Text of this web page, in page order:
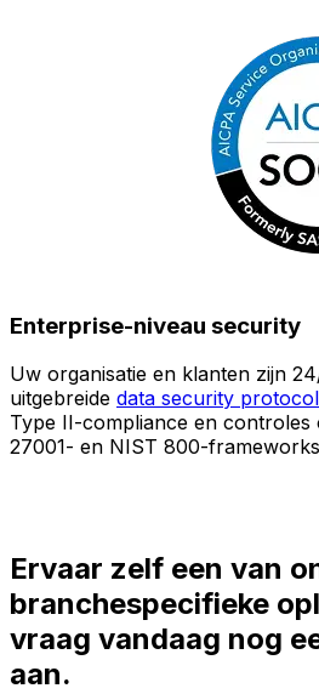
Enterprise-niveau security
Uw organisatie en klanten zijn
uitgebreide data security
Type II-compliance en controles
27001- en NIST 800-
Ervaar zelf een van
branchespecifieke
vraag vandaag nog
aan.